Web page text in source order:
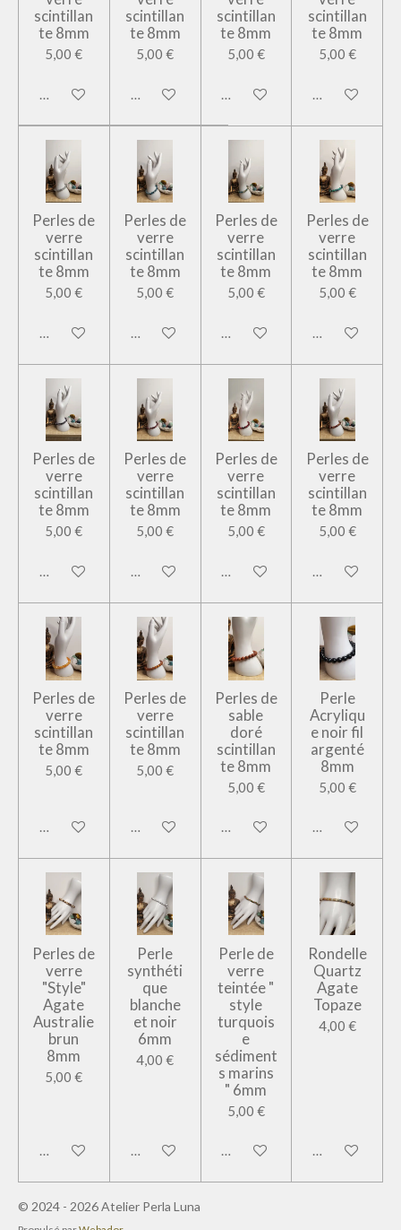
scintillan
te 8mm
5,00 €
Ajouter au panier
scintillan
te 8mm
5,00 €
Ajouter au panier
scintillan
te 8mm
5,00 €
Ajouter au panier
scintillan
te 8mm
5,00 €
Ajouter au
Perles de
verre
scintillan
te 8mm
5,00 €
Ajouter au panier
Perles de
verre
scintillan
te 8mm
5,00 €
Ajouter au panier
Perles de
verre
scintillan
te 8mm
5,00 €
Ajouter au panier
Perles de
verre
scintillan
te 8mm
5,00 €
Ajouter au
Perles de
verre
scintillan
te 8mm
5,00 €
Ajouter au panier
Perles de
verre
scintillan
te 8mm
5,00 €
Ajouter au panier
Perles de
verre
scintillan
te 8mm
5,00 €
Ajouter au panier
Perles de
verre
scintillan
te 8mm
5,00 €
Ajouter au
Perles de
verre
scintillan
te 8mm
5,00 €
Ajouter au panier
Perles de
verre
scintillan
te 8mm
5,00 €
Ajouter au panier
Perles de
sable
doré
scintillan
te 8mm
5,00 €
Ajouter au panier
Perle
Acryliqu
e noir fil
argenté
8mm
5,00 €
Ajouter au
Perles de
verre
"Style"
Agate
Australie
brun
8mm
5,00 €
Ajouter au panier
Perle
synthéti
que
blanche
et noir
6mm
4,00 €
Ajouter au panier
Perle de
verre
teintée "
style
turquois
e
sédiment
s marins
" 6mm
5,00 €
Ajouter au panier
Rondelle
Quartz
Agate
Topaze
4,00 €
Ajouter au
© 2024 - 2026 Atelier Perla Luna